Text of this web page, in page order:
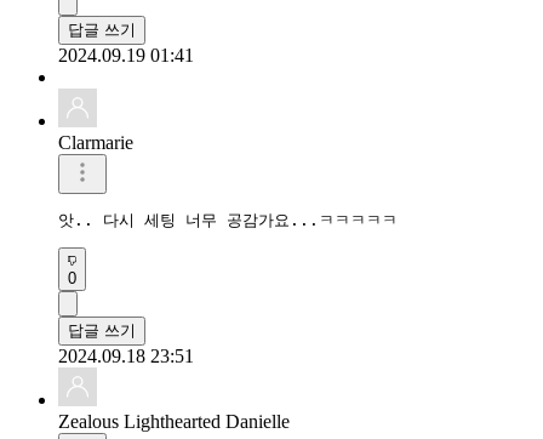
답글 쓰기
2024.09.19 01:41
Clarmarie
앗.. 다시 세팅 너무 공감가요...ㅋㅋㅋㅋㅋ
0
답글 쓰기
2024.09.18 23:51
Zealous Lighthearted Danielle